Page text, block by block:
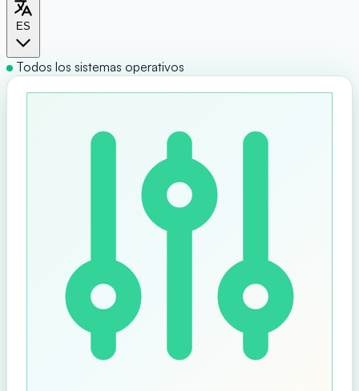
ES
Todos los sistemas operativos